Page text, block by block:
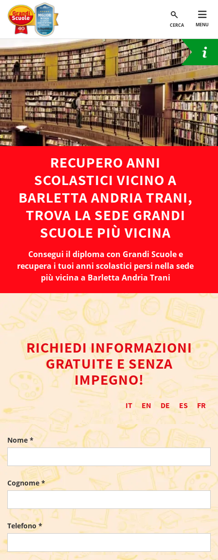
CERCA MENU
RECUPERO ANNI
SCOLASTICI VICINO A
BARLETTA ANDRIA TRANI,
TROVA LA SEDE GRANDI
SCUOLE PIÙ VICINA
Consegui il diploma con Grandi Scuole e
recupera i tuoi anni scolastici persi nella sede
più vicina a Barletta Andria Trani
RICHIEDI INFORMAZIONI
GRATUITE E SENZA
IMPEGNO!
IT EN DE ES FR
Nome *
Cognome *
Telefono *